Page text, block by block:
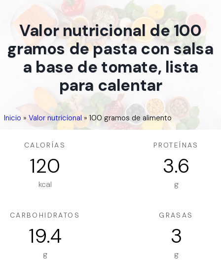
Valor nutricional de 100
gramos de pasta con salsa
a base de tomate, lista
para calentar
Inicio » Valor nutricional » 100 gramos de alimento
CALORÍAS
120
kcal
PROTEÍNAS
3.6
g
CARBOHIDRATOS
19.4
g
GRASAS
3
g